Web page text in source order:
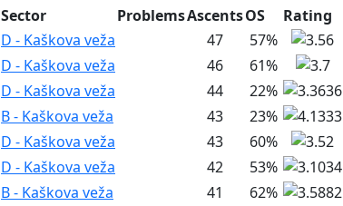
Sector ProblemsAscentsOS
Rating
D - Kaškova veža 47
57%
D - Kaškova veža 46
61%
D - Kaškova veža 44
22%
B - Kaškova veža 43
23%
D - Kaškova veža 43
60%
D - Kaškova veža 42
53%
B - Kaškova veža 41
62%